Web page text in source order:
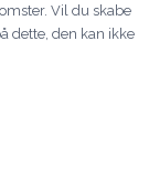
Vil du skabe
dette, den kan ikke